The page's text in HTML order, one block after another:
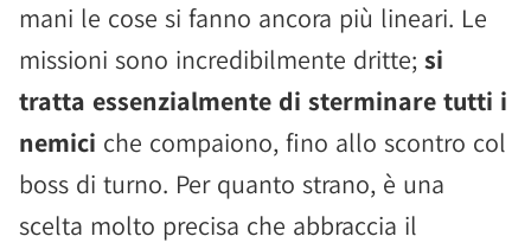
mani le cose si fanno ancora più lineari. Le
missioni sono incredibilmente dritte; si
tratta essenzialmente di sterminare tutti i
nemici che compaiono, fino allo scontro col
boss di turno. Per quanto strano, è una
scelta molto precisa che abbraccia il